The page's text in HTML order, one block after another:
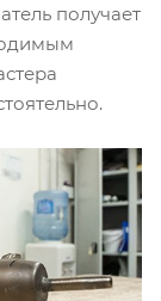
получает